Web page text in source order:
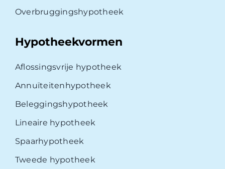
Overbruggingshypotheek
Hypotheekvormen
Aflossingsvrije hypotheek
Annuïteitenhypotheek
Beleggingshypotheek
Lineaire hypotheek
Spaarhypotheek
Tweede hypotheek